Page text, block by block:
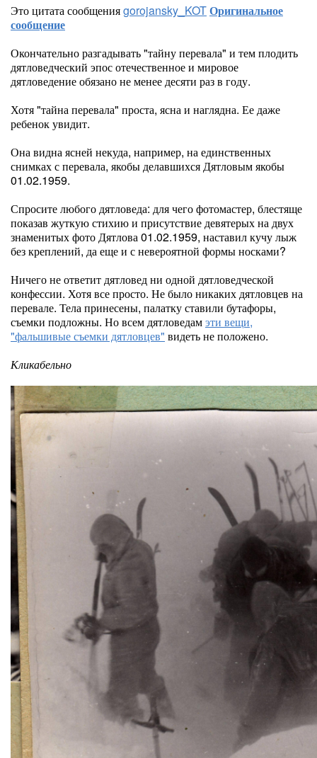
Это цитата сообщенияgorojansky_KOTОригинальное
сообщение
Окончательно разгадывать "тайну перевала" и тем плодить
дятловедческий эпос отечественное и мировое
дятловедение обязано не менее десяти раз в году.
Хотя "тайна перевала" проста, ясна и наглядна. Ее даже
ребенок увидит.
Она видна ясней некуда, например, на единственных
снимках с перевала, якобы делавшихся Дятловым якобы
01.02.1959.
Спросите любого дятловеда: для чего фотомастер, блестяще
показав жуткую стихию и присутствие девятерых на двух
знаменитых фото Дятлова 01.02.1959, наставил кучу лыж
без креплений, да еще и с невероятной формы носками?
Ничего не ответит дятловед ни одной дятловедческой
конфессии. Хотя все просто. Не было никаких дятловцев на
перевале. Тела принесены, палатку ставили бутафоры,
съемки подложны. Но всем дятловедамэти вещи,
"фальшивые съемки дятловцев" видеть не положено.
Кликабельно